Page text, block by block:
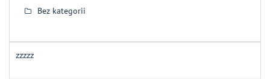
Bez kategorii
zzzzz